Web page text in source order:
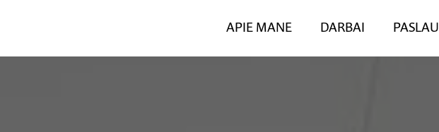
APIE MANE DARBAI